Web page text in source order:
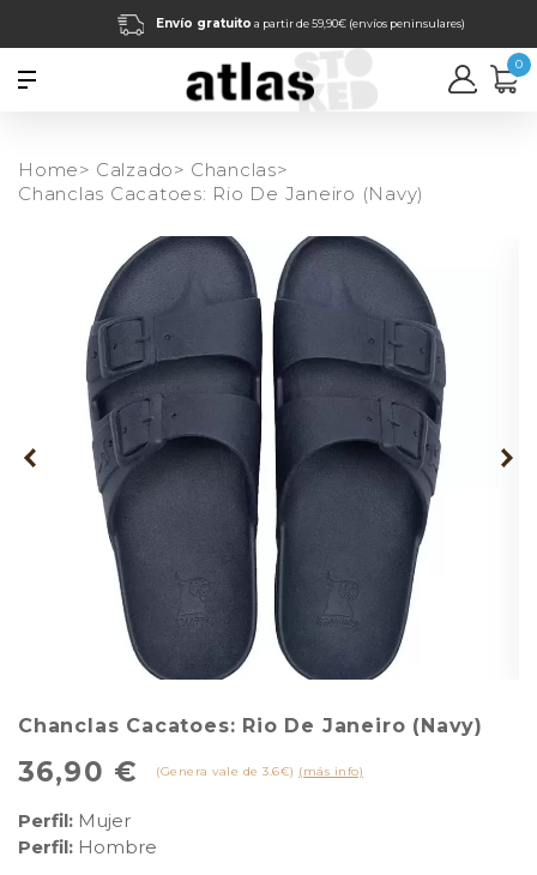
Envío gratuito a partir de 59,90€ (envíos peninsulares)
0
Home> Calzado> Chanclas>
Chanclas Cacatoes: Rio De Janeiro (Navy)
Chanclas Cacatoes: Rio De Janeiro (Navy)
36,90 € (Genera vale de 3.6€) (más info)
Perfil: Mujer
Perfil: Hombre